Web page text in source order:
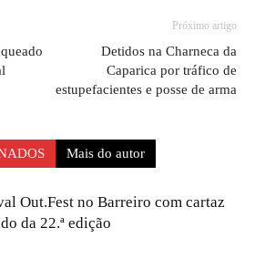
Próximo artigo
Detidos na Charneca da
Caparica por tráfico de
estupefacientes e posse de arma
Mais do autor
Out.Fest no Barreiro com cartaz
da 22.ª edição